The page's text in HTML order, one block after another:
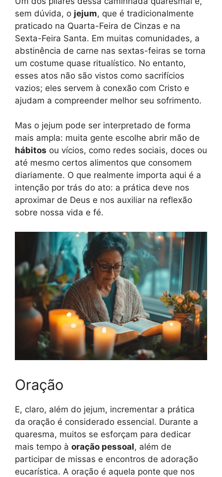
sem dúvida, o jejum, que é tradicionalmente
praticado na Quarta-Feira de Cinzas e na
Sexta-Feira Santa. Em muitas comunidades, a
abstinência de carne nas sextas-feiras se torna
um costume quase ritualístico. No entanto,
esses atos não são vistos como sacrifícios
vazios; eles servem à conexão com Cristo e
ajudam a compreender melhor seu sofrimento.
Mas o jejum pode ser interpretado de forma
mais ampla: muita gente escolhe abrir mão de
hábitos ou vícios, como redes sociais, doces ou
até mesmo certos alimentos que consomem
diariamente. O que realmente importa aqui é a
intenção por trás do ato: a prática deve nos
aproximar de Deus e nos auxiliar na reflexão
sobre nossa vida e fé.
Oração
E, claro, além do jejum, incrementar a prática
da oração é considerado essencial. Durante a
quaresma, muitos se esforçam para dedicar
mais tempo à oração pessoal, além de
participar de missas e encontros de adoração
eucarística. A oração é aquela ponte que nos